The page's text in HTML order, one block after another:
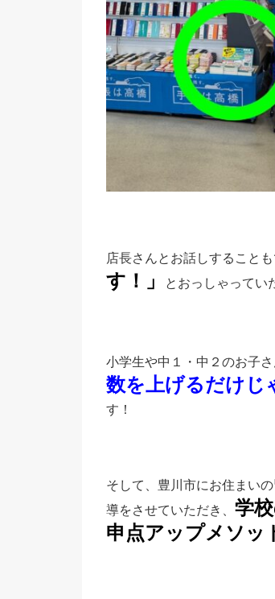
店長さんとお話しすることも
す！」
とおっしゃってい
小学生や中１・中２のお子さ
数を上げるだけじ
す！
そして、豊川市にお住まい
導をさせていただき、 学
申点アップメソッ